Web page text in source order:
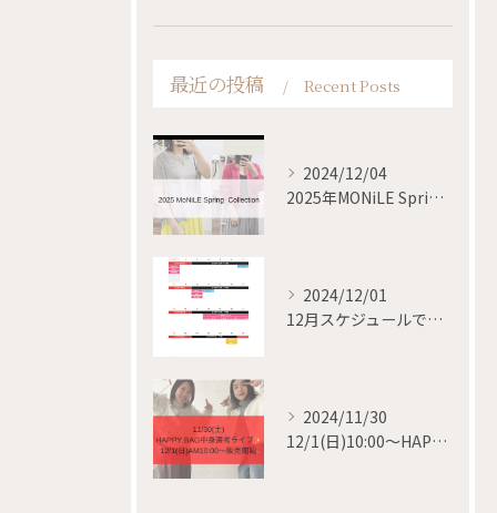
最近の投稿 Recent Posts
2024/12/04
2025年MONiLE Spring collection
2024/12/01
12月スケジュールです✨
2024/11/30
12/1(日)10:00〜HAPPY BAG 販売開始✨